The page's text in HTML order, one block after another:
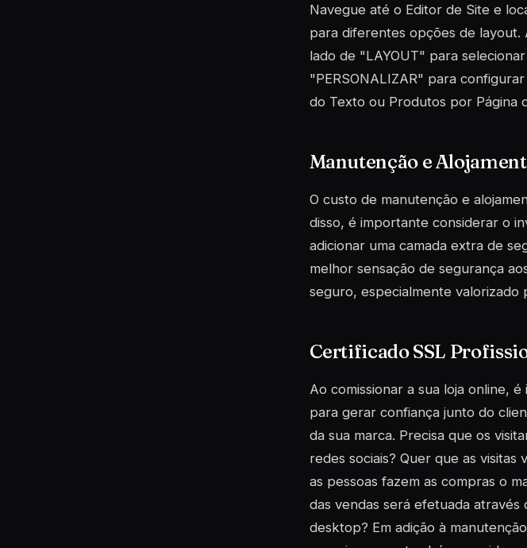
Navegue até o Editor de Site e
para diferentes opções de
lado de "LAYOUT" para
"PERSONALIZAR" para
do Texto ou Produtos por Página
Manutenção e
O custo de manutenção e
disso, é importante considerar o
adicionar uma camada extra de
melhor sensação de segurança
seguro, especialmente valorizado
Certificado SSL
Ao comissionar a sua loja online,
para gerar confiança junto do
da sua marca. Precisa que os
redes sociais? Quer que as visitas
as pessoas fazem as compras o
das vendas será efetuada
desktop? Em adição à